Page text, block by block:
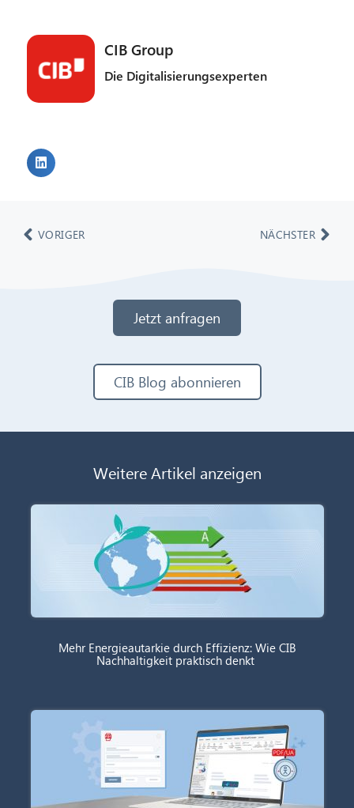
CIB Group
Die Digitalisierungsexperten
VORIGER NÄCHSTER
Jetzt anfragen
CIB Blog abonnieren
Weitere Artikel anzeigen
Mehr Energieautarkie durch Effizienz: Wie CIB
Nachhaltigkeit praktisch denkt